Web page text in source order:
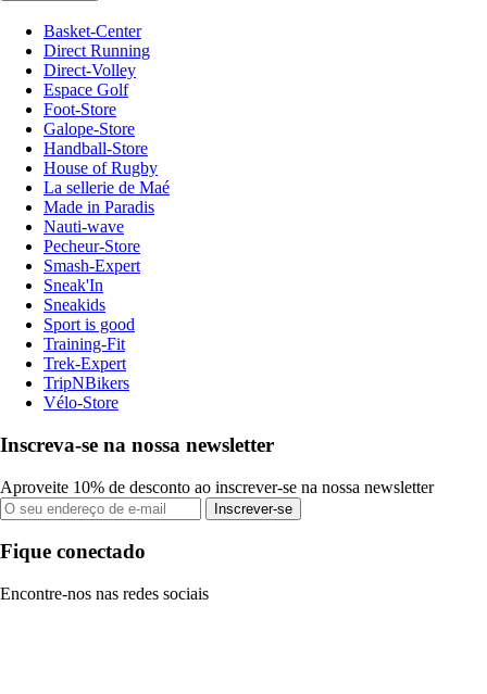
Basket-Center
Direct Running
Direct-Volley
Espace Golf
Foot-Store
Galope-Store
Handball-Store
House of Rugby
La sellerie de Maé
Made in Paradis
Nauti-wave
Pecheur-Store
Smash-Expert
Sneak'In
Sneakids
Sport is good
Training-Fit
Trek-Expert
TripNBikers
Vélo-Store
Inscreva-se na nossa newsletter
Aproveite 10% de desconto ao inscrever-se na nossa newsletter
Inscrever-se
Fique conectado
Encontre-nos nas redes sociais